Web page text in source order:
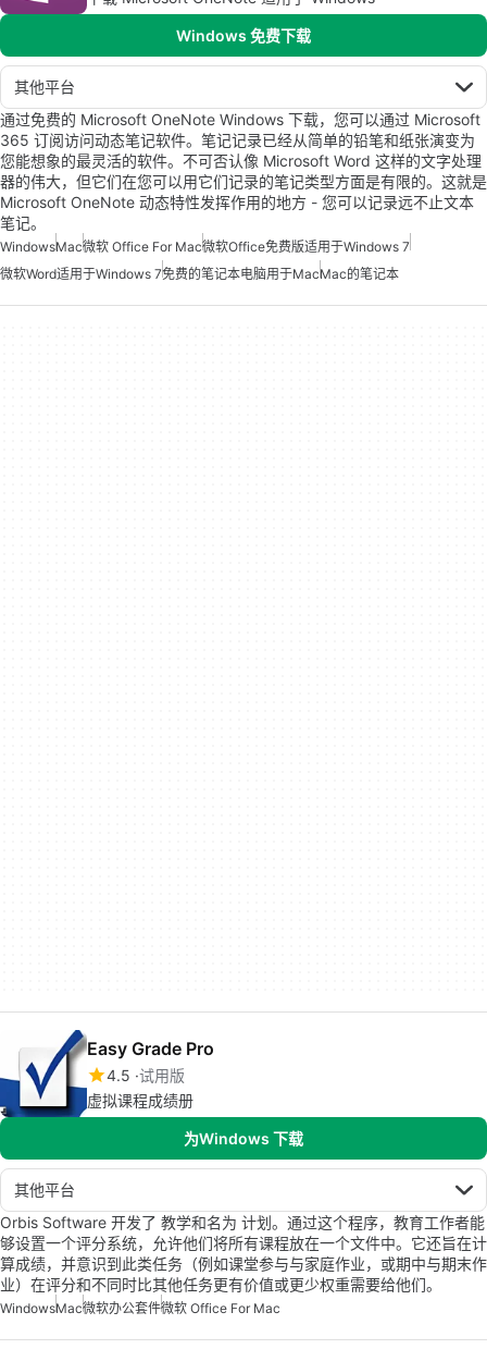
Windows 免费下载
其他平台
通过免费的 Microsoft OneNote Windows 下载，您可以通过 Microsoft
365 订阅访问动态笔记软件。笔记记录已经从简单的铅笔和纸张演变为
您能想象的最灵活的软件。不可否认像 Microsoft Word 这样的文字处理
器的伟大，但它们在您可以用它们记录的笔记类型方面是有限的。这就是
Microsoft OneNote 动态特性发挥作用的地方 - 您可以记录远不止文本
笔记。
WindowsMac微软 Office For Mac微软Office免费版适用于Windows 7
微软Word适用于Windows 7免费的笔记本电脑用于MacMac的笔记本
Easy Grade Pro
4.5 试用版
虚拟课程成绩册
为Windows 下载
其他平台
Orbis Software 开发了 教学和名为 计划。通过这个程序，教育工作者能
够设置一个评分系统，允许他们将所有课程放在一个文件中。它还旨在计
算成绩，并意识到此类任务（例如课堂参与与家庭作业，或期中与期末作
业）在评分和不同时比其他任务更有价值或更少权重需要给他们。
WindowsMac微软办公套件微软 Office For Mac